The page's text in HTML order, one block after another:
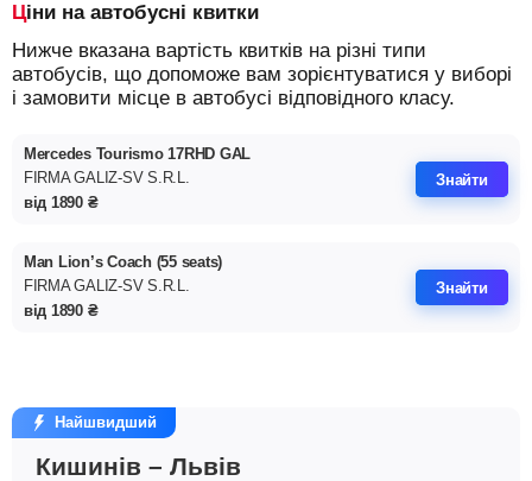
Ціни на автобусні квитки
Нижче вказана вартість квитків на різні типи
автобусів, що допоможе вам зорієнтуватися у виборі
і замовити місце в автобусі відповідного класу.
Mercedes Tourismo 17RHD GAL
FIRMA GALIZ-SV S.R.L.
від 1890 ₴
Знайти
Man Lion’s Coach (55 seats)
FIRMA GALIZ-SV S.R.L.
від 1890 ₴
Знайти
Найшвидший
Кишинів – Львів